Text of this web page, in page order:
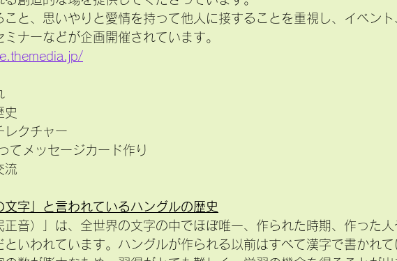
こと、思いやりと愛情を持って他人に接することを重視し、イベント
ナーなどが企画開催されています。
史
レクチャー
てメッセージカード作り
流
字」と言われているハングルの歴史
正音）」は、全世界の文字の中でほぼ唯一、作られた時期、作った人
といわれています。ハングルが作られる以前はすべて漢字で書かれて